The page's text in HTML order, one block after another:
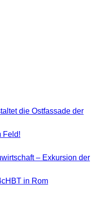
die Ostfassade der
Feld!
– Exkursion der
in Rom